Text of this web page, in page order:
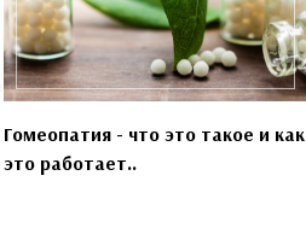
Гомеопатия - что это такое и как
это работает..